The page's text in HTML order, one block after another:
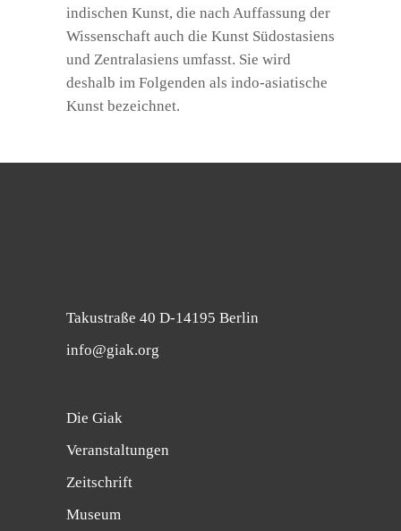
indischen Kunst, die nach Auffassung der
Wissenschaft auch die Kunst Südostasiens
und Zentralasiens umfasst. Sie wird
deshalb im Folgenden als indo-asiatische
Kunst bezeichnet.
Takustraße 40 D-14195 Berlin
info@giak.org
Die Giak
Veranstaltungen
Zeitschrift
Museum